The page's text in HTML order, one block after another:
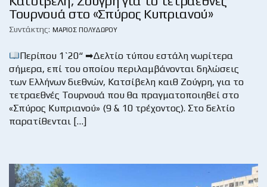
Τουρνουά στο «Σπύρος Κυπριανού»
Συντάκτης: ΜΆΡΙΟΣ ΠΟΛΥΔΏΡΟΥ
Περίπου 1`20“ ➡Δελτίο τύπου εστάλη νωρίτερα
σήμερα, επί του οποίου περιλαμβάνονται δηλώσεις
των Ελλήνων διεθνών, Κατσίβελη καιθ Ζούγρη, για το
τετραεθνές Τουρνουά που θα πραγματοποιηθεί στο
«Σπύρος Κυπριανού» (9 & 10 τρέχοντος). Στο δελτίο
παρατίθενται […]